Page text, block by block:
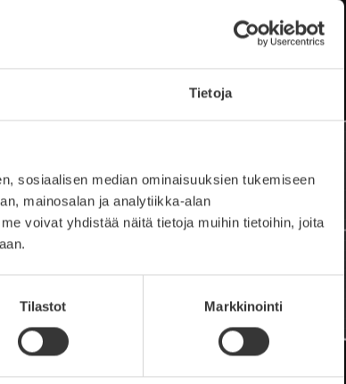
Tietoja
sosiaalisen median ominaisuuksien tukemiseen
mainosalan ja analytiikka-alan
voivat yhdistää näitä tietoja muihin tietoihin, joita
Tilastot Markkinointi